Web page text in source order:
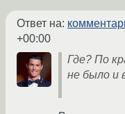
Ответ на:
+00:00
Где? По
не было и